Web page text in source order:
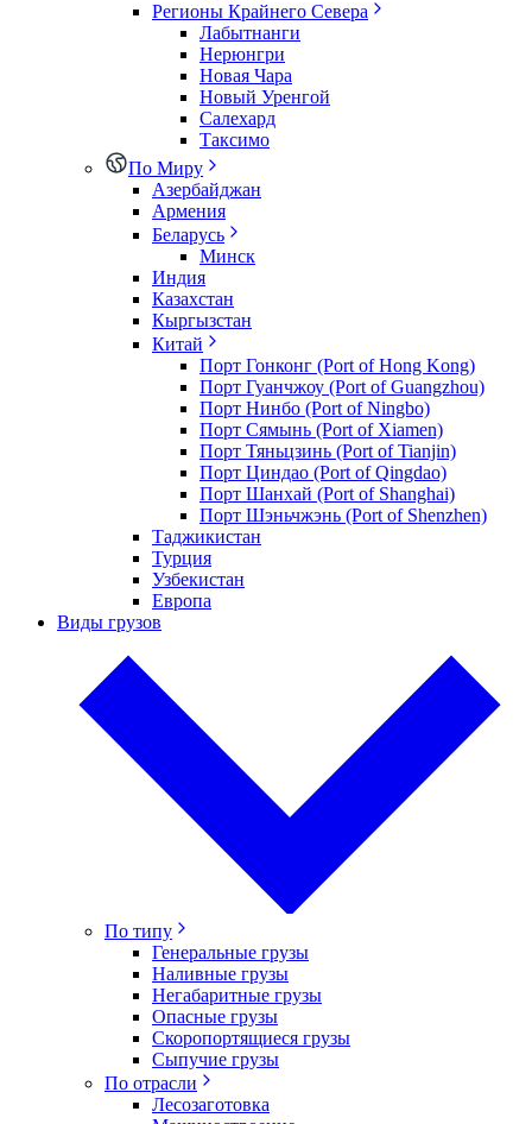
Регионы Крайнего Севера
Лабытнанги
Нерюнгри
Новая Чара
Новый Уренгой
Салехард
Таксимо
По Миру
Азербайджан
Армения
Беларусь
Минск
Индия
Казахстан
Кыргызстан
Китай
Порт Гонконг (Port of Hong Kong)
Порт Гуанчжоу (Port of Guangzhou)
Порт Нинбо (Port of Ningbo)
Порт Сямынь (Port of Xiamen)
Порт Тяньцзинь (Port of Tianjin)
Порт Циндао (Port of Qingdao)
Порт Шанхай (Port of Shanghai)
Порт Шэньчжэнь (Port of Shenzhen)
Таджикистан
Турция
Узбекистан
Европа
Виды грузов
По типу
Генеральные грузы
Наливные грузы
Негабаритные грузы
Опасные грузы
Скоропортящиеся грузы
Сыпучие грузы
По отрасли
Лесозаготовка